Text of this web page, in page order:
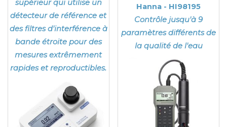
supérieur qui utilise un
détecteur de référence et
des filtres d'interférence à
bande étroite pour des
mesures extrêmement
rapides et reproductibles.
Hanna - HI98195
Contrôle jusqu'à 9
paramètres différents de
la qualité de l'eau